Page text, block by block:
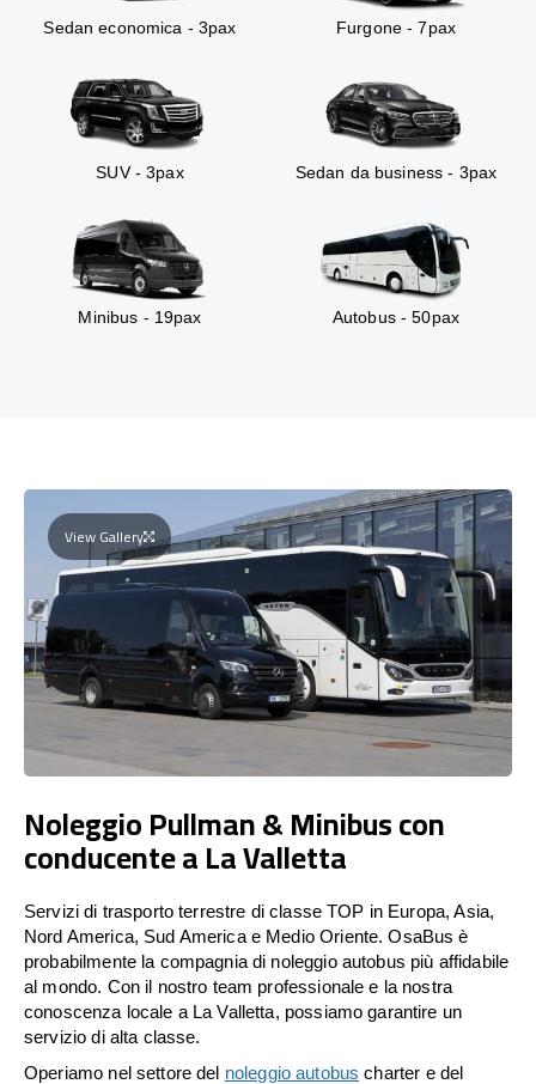
Sedan economica - 3pax Furgone - 7pax
SUV - 3pax Sedan da business - 3pax
Minibus - 19pax Autobus - 50pax
View Gallery
Noleggio Pullman & Minibus con
conducente a La Valletta
Servizi di trasporto terrestre di classe TOP in Europa, Asia,
Nord America, Sud America e Medio Oriente. OsaBus è
probabilmente la compagnia di noleggio autobus più affidabile
al mondo. Con il nostro team professionale e la nostra
conoscenza locale a La Valletta, possiamo garantire un
servizio di alta classe.
Operiamo nel settore del noleggio autobus charter e del